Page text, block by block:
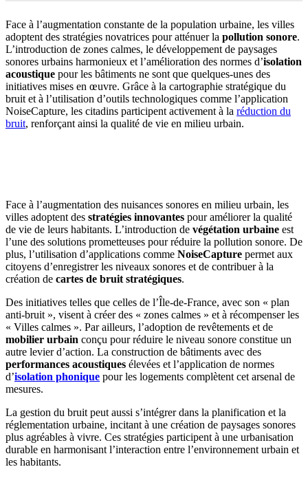
Face à l’augmentation constante de la population urbaine, les villes
adoptent des stratégies novatrices pour atténuer la pollution sonore.
L’introduction de zones calmes, le développement de paysages
sonores urbains harmonieux et l’amélioration des normes d’isolation
acoustique pour les bâtiments ne sont que quelques-unes des
initiatives mises en œuvre. Grâce à la cartographie stratégique du
bruit et à l’utilisation d’outils technologiques comme l’application
NoiseCapture, les citadins participent activement à la réduction du
bruit, renforçant ainsi la qualité de vie en milieu urbain.
Face à l’augmentation des nuisances sonores en milieu urbain, les
villes adoptent des stratégies innovantes pour améliorer la qualité
de vie de leurs habitants. L’introduction de végétation urbaine est
l’une des solutions prometteuses pour réduire la pollution sonore. De
plus, l’utilisation d’applications comme NoiseCapture permet aux
citoyens d’enregistrer les niveaux sonores et de contribuer à la
création de cartes de bruit stratégiques.
Des initiatives telles que celles de l’Île-de-France, avec son « plan
anti-bruit », visent à créer des « zones calmes » et à récompenser les
« Villes calmes ». Par ailleurs, l’adoption de revêtements et de
mobilier urbain conçu pour réduire le niveau sonore constitue un
autre levier d’action. La construction de bâtiments avec des
performances acoustiques élevées et l’application de normes
d’isolation phonique pour les logements complètent cet arsenal de
mesures.
La gestion du bruit peut aussi s’intégrer dans la planification et la
réglementation urbaine, incitant à une création de paysages sonores
plus agréables à vivre. Ces stratégies participent à une urbanisation
durable en harmonisant l’interaction entre l’environnement urbain et
les habitants.